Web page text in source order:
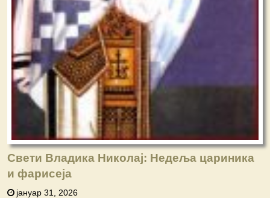
Свети Владика Николај: Недеља цариника
и фарисеја
јануар 31, 2026